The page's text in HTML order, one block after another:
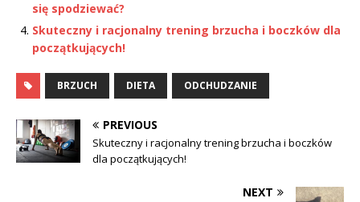
się spodziewać?
Skuteczny i racjonalny trening brzucha i boczków dla
początkujących!
BRZUCH DIETA ODCHUDZANIE
PREVIOUS
Skuteczny i racjonalny trening brzucha i boczków
dla początkujących!
NEXT